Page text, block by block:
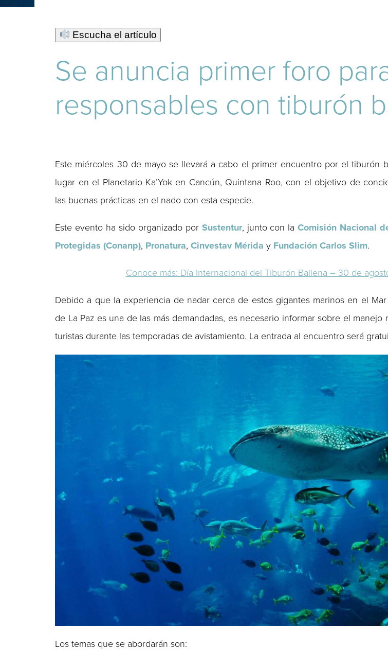
Escucha el artículo
Se anuncia primer foro
responsables con tiburón
Este miércoles 30 de mayo se llevará a cabo el primer encuentro por el tiburón
lugar en el Planetario Ka’Yok en Cancún, Quintana Roo, con el objetivo de
las buenas prácticas en el nado con esta especie.
Este evento ha sido organizado por Sustentur, junto con laComisión Nacional
Protegidas (Conanp), Pronatura,Cinvestav Mérida y Fundación Carlos Slim.
Conoce más: Día Internacional del Tiburón Ballena – 30 de
Debido a que la experiencia de nadar cerca de estos gigantes marinos en el
de La Paz es una de las más demandadas, es necesario informar sobre el manejo
turistas durante las temporadas de avistamiento. La entrada al encuentro será
Los temas que se abordarán son: